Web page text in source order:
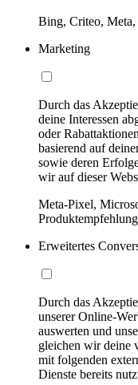
Bing, Criteo,
Marketing
Durch das
deine Interessen
oder
basierend auf
sowie deren
wir auf dieser
Meta-Pixel,
Erweitertes
Durch das
unserer Online-
auswerten und
gleichen wir deine
mit folgenden
Dienste bereits